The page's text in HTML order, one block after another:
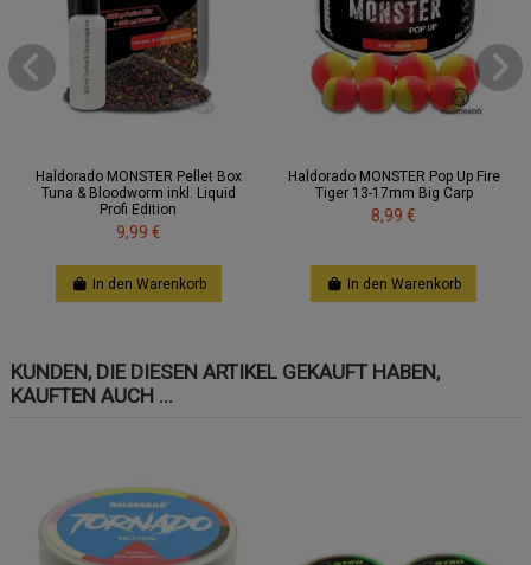
Haldorado MONSTER Pellet Box
Tuna & Bloodworm inkl. Liquid
Profi Edition
9,99 €
In den Warenkorb
Haldorado MONSTER Pop Up Fire
Tiger 13-17mm Big Carp
8,99 €
In den Warenkorb
KUNDEN, DIE DIESEN ARTIKEL GEKAUFT HABEN,
KAUFTEN AUCH ...